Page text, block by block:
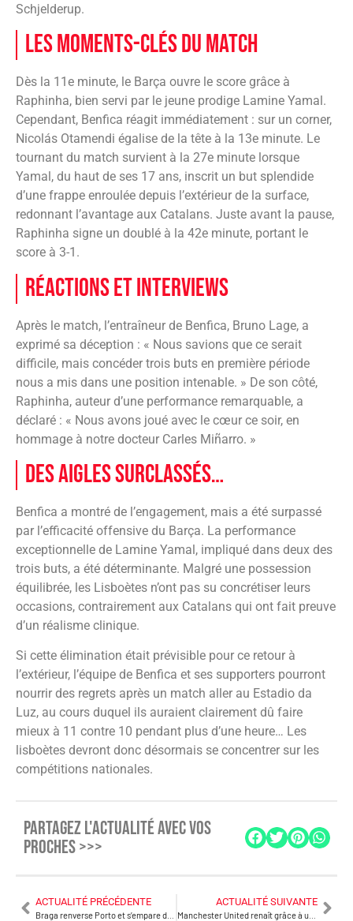
Schjelderup.
Les Moments-clés du match
Dès la 11e minute, le Barça ouvre le score grâce à
Raphinha, bien servi par le jeune prodige Lamine Yamal.
Cependant, Benfica réagit immédiatement : sur un corner,
Nicolás Otamendi égalise de la tête à la 13e minute. Le
tournant du match survient à la 27e minute lorsque
Yamal, du haut de ses 17 ans, inscrit un but splendide
d’une frappe enroulée depuis l’extérieur de la surface,
redonnant l’avantage aux Catalans. Juste avant la pause,
Raphinha signe un doublé à la 42e minute, portant le
score à 3-1.
Réactions et interviews
Après le match, l’entraîneur de Benfica, Bruno Lage, a
exprimé sa déception : « ​Nous savions que ce serait
difficile, mais concéder trois buts en première période
nous a mis dans une position intenable. » De son côté,
Raphinha, auteur d’une performance remarquable, a
déclaré : « ​Nous avons joué avec le cœur ce soir, en
hommage à notre docteur Carles Miñarro. »
Des Aigles surclassés…
Benfica a montré de l’engagement, mais a été surpassé
par l’efficacité offensive du Barça. La performance
exceptionnelle de Lamine Yamal, impliqué dans deux des
trois buts, a été déterminante. Malgré une possession
équilibrée, les Lisboètes n’ont pas su concrétiser leurs
occasions, contrairement aux Catalans qui ont fait preuve
d’un réalisme clinique.​
Si cette élimination était prévisible pour ce retour à
l’extérieur, l’équipe de Benfica et ses supporters pourront
nourrir des regrets après un match aller au Estadio da
Luz, au cours duquel ils auraient clairement dû faire
mieux à 11 contre 10 pendant plus d’une heure… Les
lisboètes devront donc désormais se concentrer sur les
compétitions nationales.
PARTAGEZ L'ACTUALITÉ AVEC VOS
PROCHES >>>
ACTUALITÉ PRÉCÉDENTE ACTUALITÉ SUIVANTE